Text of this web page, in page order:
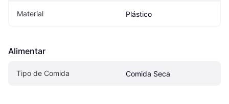
Material Plástico
Alimentar
Tipo de Comida Comida Seca